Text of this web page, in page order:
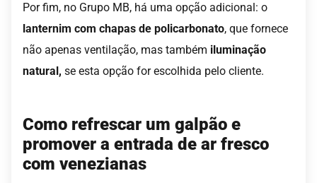
Por fim, no Grupo MB, há uma opção adicional: o
lanternim com chapas de policarbonato, que fornece
não apenas ventilação, mas também iluminação
natural, se esta opção for escolhida pelo cliente.
Como refrescar um galpão e
promover a entrada de ar fresco
com venezianas